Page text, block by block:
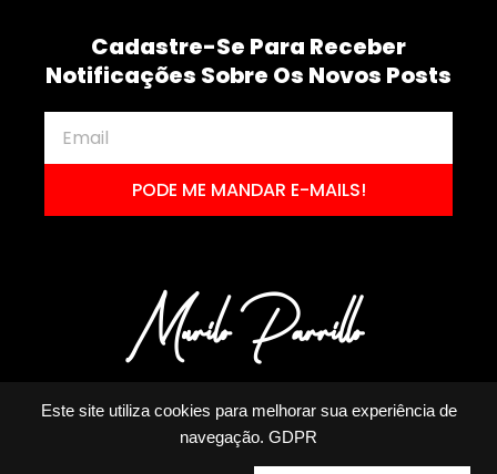
Este site utiliza cookies para melhorar sua experiência de
navegação. GDPR
Cadastre-Se Para Receber
Notificações Sobre Os Novos Posts
PODE ME MANDAR E-MAILS!